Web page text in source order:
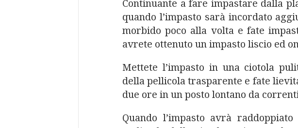
Continuante a fare impastare dalla
quando l’impasto sarà incordato
morbido poco alla volta e fate
avrete ottenuto un impasto liscio ed
Mettete l’impasto in una ciotola
della pellicola trasparente e fate
due ore in un posto lontano da
Quando l’impasto avrà